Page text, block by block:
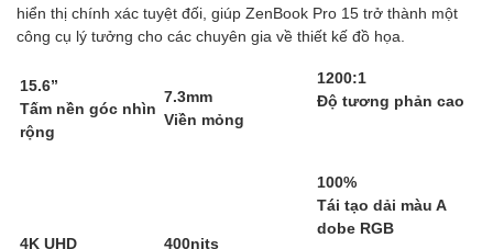
hiển thị chính xác tuyệt đối, giúp ZenBook Pro 15 trở thành một
công cụ lý tưởng cho các chuyên gia về thiết kế đồ họa.
15.6”
Tấm nền góc nhìn
rộng
7.3mm
Viền mỏng
1200:1
Độ tương phản cao
4K UHD 400nits
100%
Tái tạo dải màu A
dobe RGB